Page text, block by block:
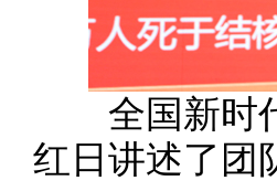
全国新时代
红日讲述了团